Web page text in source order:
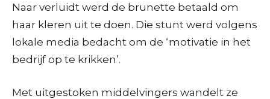
Naar verluidt werd de brunette betaald om
haar kleren uit te doen. Die stunt werd volgens
lokale media bedacht om de ‘motivatie in het
bedrijf op te krikken’.
Met uitgestoken middelvingers wandelt ze